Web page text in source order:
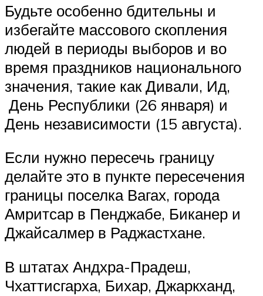
Будьте особенно бдительны и
избегайте массового скопления
людей в периоды выборов и во
время праздников национального
значения, такие как Дивали, Ид,
День Республики (26 января) и
День независимости (15 августа).
Если нужно пересечь границу
делайте это в пункте пересечения
границы поселка Вагах, города
Амритсар в Пенджабе, Биканер и
Джайсалмер в Раджастхане.
В штатах Андхра-Прадеш,
Чхаттисгарха, Бихар, Джаркханд,